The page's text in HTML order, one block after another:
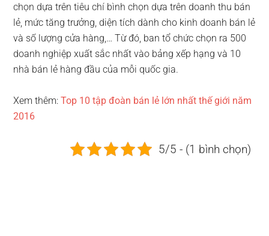
chọn dựa trên tiêu chí bình chọn dựa trên doanh thu bán
lẻ, mức tăng trưởng, diện tích dành cho kinh doanh bán lẻ
và số lượng cửa hàng,… Từ đó, ban tổ chức chọn ra 500
doanh nghiệp xuất sắc nhất vào bảng xếp hạng và 10
nhà bán lẻ hàng đầu của mỗi quốc gia.
Xem thêm:Top 10 tập đoàn bán lẻ lớn nhất thế giới năm
2016
5/5 - (1 bình chọn)